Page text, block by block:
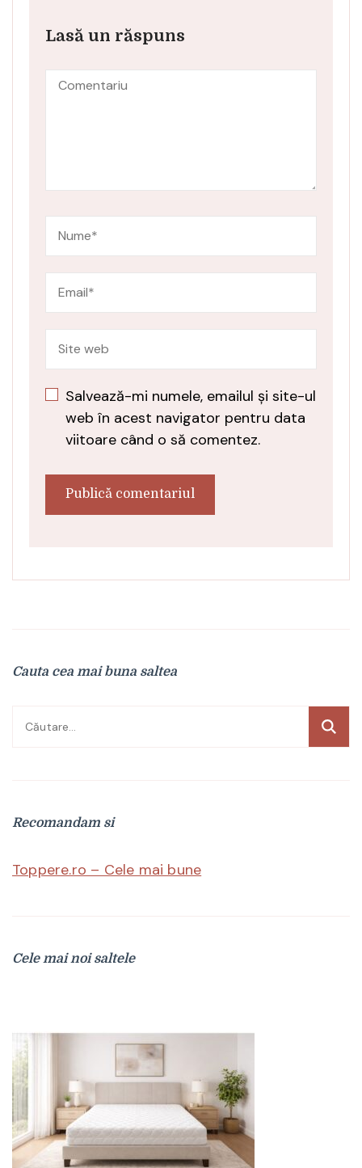
Lasă un răspuns
Salvează-mi numele, emailul și site-ul
web în acest navigator pentru data
viitoare când o să comentez.
Cauta cea mai buna saltea
Caută
Recomandam si
Toppere.ro – Cele mai bune
Cele mai noi saltele